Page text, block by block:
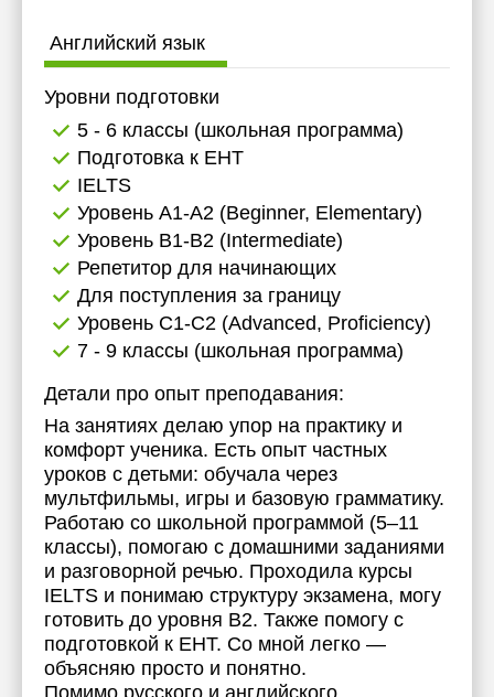
Английский язык
Уровни подготовки
5 - 6 классы (школьная программа)
Подготовка к ЕНТ
IELTS
Уровень А1-А2 (Beginner, Elementary)
Уровень B1-B2 (Intermediate)
Репетитор для начинающих
Для поступления за границу
Уровень C1-C2 (Advanced, Proficiency)
7 - 9 классы (школьная программа)
Детали про опыт преподавания:
На занятиях делаю упор на практику и
комфорт ученика. Есть опыт частных
уроков с детьми: обучала через
мультфильмы, игры и базовую грамматику.
Работаю со школьной программой (5–11
классы), помогаю с домашними заданиями
и разговорной речью. Проходила курсы
IELTS и понимаю структуру экзамена, могу
готовить до уровня B2. Также помогу с
подготовкой к ЕНТ. Со мной легко —
объясняю просто и понятно.
Помимо русского и английского